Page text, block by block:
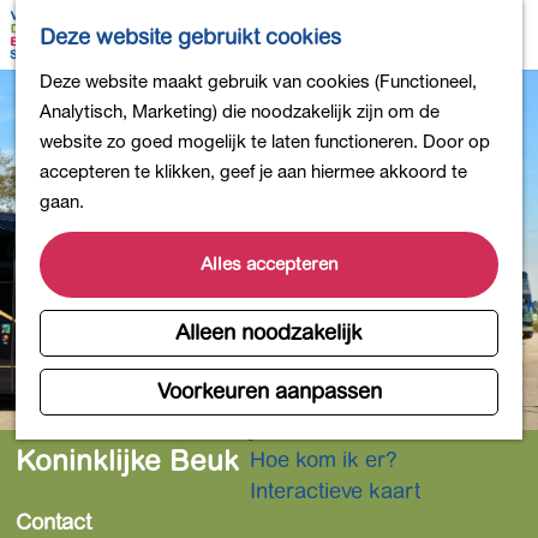
Deze website gebruikt cookies
Deze website maakt gebruik van cookies (Functioneel,
Analytisch, Marketing) die noodzakelijk zijn om de
website zo goed mogelijk te laten functioneren. Door op
accepteren te klikken, geef je aan hiermee akkoord te
gaan.
Alles accepteren
Alleen noodzakelijk
Voorkeuren aanpassen
n
a
a
r
h
o
e
K
a
r
t
Z
e
k
e
n
e
n
u
Bollen en Bloemen
Uit eten
DB4daagse - Inschrijven
Kinderactiviteiten
De natuur in
Musea en meer
Producten uit de Bollenstreek
Gezond en actief
Overnachten
Hoe kom ik er?
Interactieve kaart
Koninklijke Beuk
Contact